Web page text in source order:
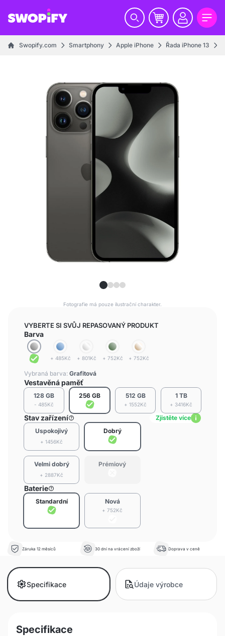
Swopify.com Smartphony Apple iPhone Řada iPhone 13
Fotografie má pouze ilustrační charakter.
VYBERTE SI SVŮJ REPASOVANÝ PRODUKT
Barva
+ 485Kč + 801Kč + 752Kč + 752Kč
Vybraná barva: Grafitová
Vestavěná paměť
128 GB
- 485Kč
256 GB 512 GB
+ 1552Kč
1 TB
+ 3416Kč
Stav zařízení
Zjistěte více
Uspokojivý
+ 1456Kč
Dobrý
Velmi dobrý
+ 2887Kč
Prémiový
Baterie
Standardní Nová
+ 752Kč
Záruka 12 měsíců 30 dní na vrácení zboží Doprava v ceně
Specifikace Údaje výrobce
Specifikace